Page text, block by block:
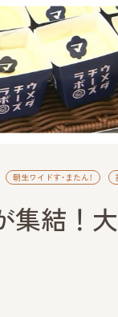
朝生ワイドす・またん！
集結！